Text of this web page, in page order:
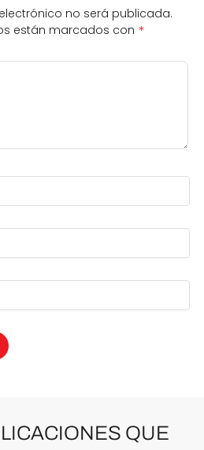
no será publicada.
están marcados con *
QUE